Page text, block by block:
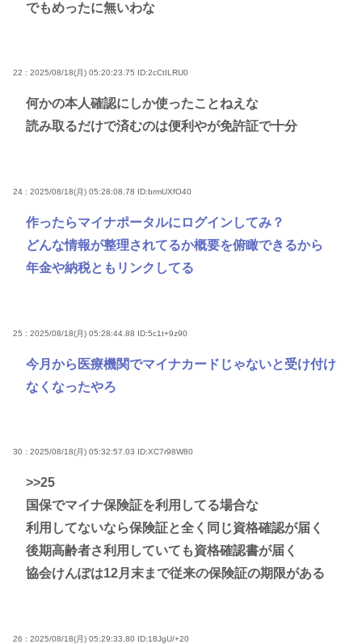
でもめったに無いわな
22 : 2025/08/18(月) 05:20:23.75 ID:2cCtILRU0
何かの本人確認にしか使ったことねえな
読み取るだけで済むのは便利やが免許証で十分
24 : 2025/08/18(月) 05:28:08.78 ID:brmUXfO40
作ったらマイナポータルにログインしてみ？
どんな情報が整理されてるか概要を俯瞰できるから
年金や納税ともリンクしてる
25 : 2025/08/18(月) 05:28:44.88 ID:5c1t+9z90
今月から医療機関でマイナカードじゃないと受け付け
なくなったやろ
30 : 2025/08/18(月) 05:32:57.03 ID:XC7r98W80
>>25
国保でマイナ保険証を利用してる場合な
利用してないなら保険証と全く同じ資格確認が届く
後期高齢者さ利用していても資格確認書が届く
協会けんぽは12月末まで従来の保険証の期限がある
26 : 2025/08/18(月) 05:29:33.80 ID:18JgU/+20